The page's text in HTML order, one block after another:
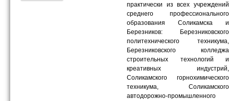
практически из всех учреждений
среднего профессионального
образования Соликамска и
Березников: Березниковского
политехнического техникума,
Березниковского колледжа
строительных технологий и
креативных индустрий,
Соликамского горнохимического
техникума, Соликамского
автодорожно-промышленного